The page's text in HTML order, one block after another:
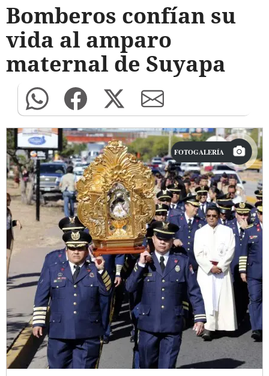
Bomberos confían su
vida al amparo
maternal de Suyapa
FOTOGALERÍA